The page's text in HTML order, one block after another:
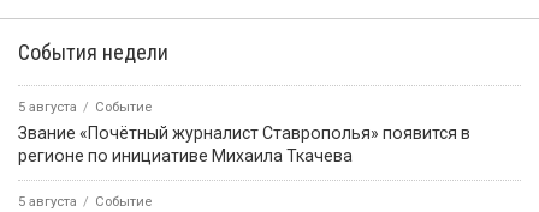
События недели
5 августа Событие
Звание «Почётный журналист Ставрополья» появится в
регионе по инициативе Михаила Ткачева
5 августа Событие